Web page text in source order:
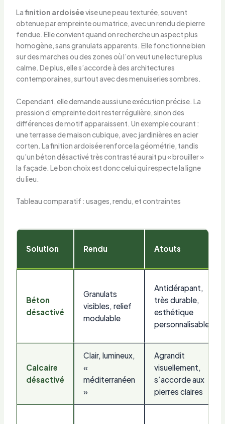
Lafinition ardoiséevise une peau texturée, souvent
obtenue par empreinte ou matrice, avec un rendu de pierre
fendue. Elle convient quand on recherche un aspect plus
homogène, sans granulats apparents. Elle fonctionne bien
sur des marches ou des zones où l’on veut une lecture plus
calme. De plus, elle s’accorde à des architectures
contemporaines, surtout avec des menuiseries sombres.
Cependant, elle demande aussi une exécution précise. La
pression d’empreinte doit rester régulière, sinon des
différences de motif apparaissent. Un exemple courant :
une terrasse de maison cubique, avec jardinières en acier
corten. La finition ardoisée renforce la géométrie, tandis
qu’un béton désactivé très contrasté aurait pu « brouiller »
la façade. Le bon choix est donc celui qui respecte la ligne
du lieu.
Tableau comparatif : usages, rendu, et contraintes
Solution Rendu Atouts
Béton
désactivé
Granulats
visibles, relief
modulable
Antidérapant,
très durable,
esthétique
personnalisable
Calcaire
désactivé
Clair, lumineux,
«
méditerranéen
»
Agrandit
visuellement,
s’accorde aux
pierres claires